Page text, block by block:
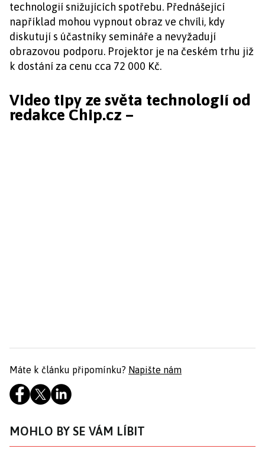
technologií snižujících spotřebu. Přednášející
například mohou vypnout obraz ve chvíli, kdy
diskutují s účastníky semináře a nevyžadují
obrazovou podporu. Projektor je na českém trhu již
k dostání za cenu cca 72 000 Kč.
Video tipy ze světa technologií od
redakce Chip.cz –
Máte k článku připomínku? Napište nám
MOHLO BY SE VÁM LÍBIT